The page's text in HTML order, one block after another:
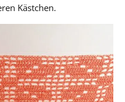
Kästchen.